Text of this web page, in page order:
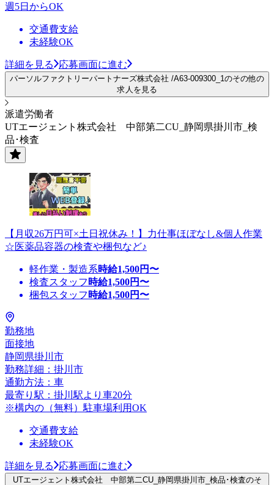
週5日からOK
交通費支給
未経験OK
詳細を見る 応募画面に進む
パーソルファクトリーパートナーズ株式会社 /A63-009300_1のその他の
求人を見る
派遣労働者
UTエージェント株式会社 中部第二CU_静岡県掛川市_検
品･検査
【月収26万円可×土日祝休み！】力仕事ほぼなし&個人作業
☆医薬品容器の検査や梱包など♪
軽作業・製造系時給1,500円〜
検査スタッフ 時給1,500円〜
梱包スタッフ 時給1,500円〜
勤務地
面接地
静岡県掛川市
勤務詳細：掛川市
通勤方法：車
最寄り駅：掛川駅より車20分
※構内の（無料）駐車場利用OK
交通費支給
未経験OK
詳細を見る 応募画面に進む
UTエージェント株式会社 中部第二CU_静岡県掛川市_検品･検査のそ